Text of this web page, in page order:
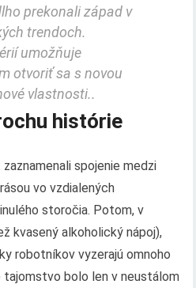
prekonali západ v
trendoch.
umožňuje
otvoriť sa s novou
vlastnosti..
histórie
spojenie medzi
vo vzdialených
storočia. Potom, v
kvasený alkoholický nápoj),
robotníkov vyzerajú omnoho
tajomstvo bolo len v neustálom